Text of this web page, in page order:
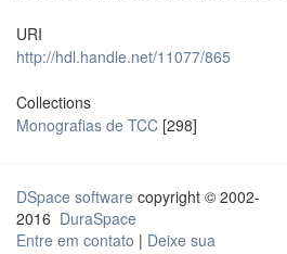
URI
http://hdl.handle.net/11077/865
Collections
Monografias de TCC [298]
DSpace software copyright © 2002-
2016 DuraSpace
Entre em contato | Deixe sua